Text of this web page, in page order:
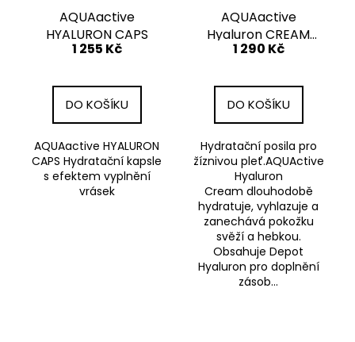
AQUAactive
HYALURON CAPS
1 255 Kč
DO KOŠÍKU
AQUAactive HYALURON
CAPS Hydratační kapsle
s efektem vyplnění
vrásek
AQUAactive
Hyaluron CREAM
75ML
1 290 Kč
DO KOŠÍKU
Hydratační posila pro
žíznivou pleť.AQUActive
Hyaluron
Cream dlouhodobě
hydratuje, vyhlazuje a
zanechává pokožku
svěží a hebkou.
Obsahuje Depot
Hyaluron pro doplnění
zásob...